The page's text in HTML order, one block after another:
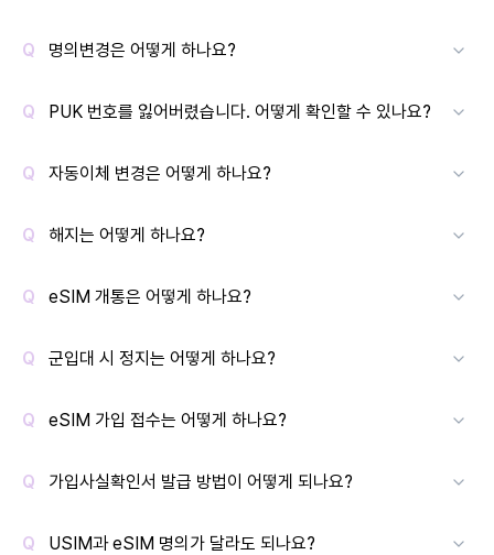
명의변경은 어떻게 하나요?
PUK 번호를 잃어버렸습니다. 어떻게 확인할 수 있나요?
자동이체 변경은 어떻게 하나요?
해지는 어떻게 하나요?
eSIM 개통은 어떻게 하나요?
군입대 시 정지는 어떻게 하나요?
eSIM 가입 접수는 어떻게 하나요?
가입사실확인서 발급 방법이 어떻게 되나요?
USIM과 eSIM 명의가 달라도 되나요?